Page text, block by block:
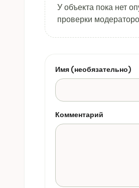
У объекта пока нет
проверки
Имя (необязательно)
Комментарий